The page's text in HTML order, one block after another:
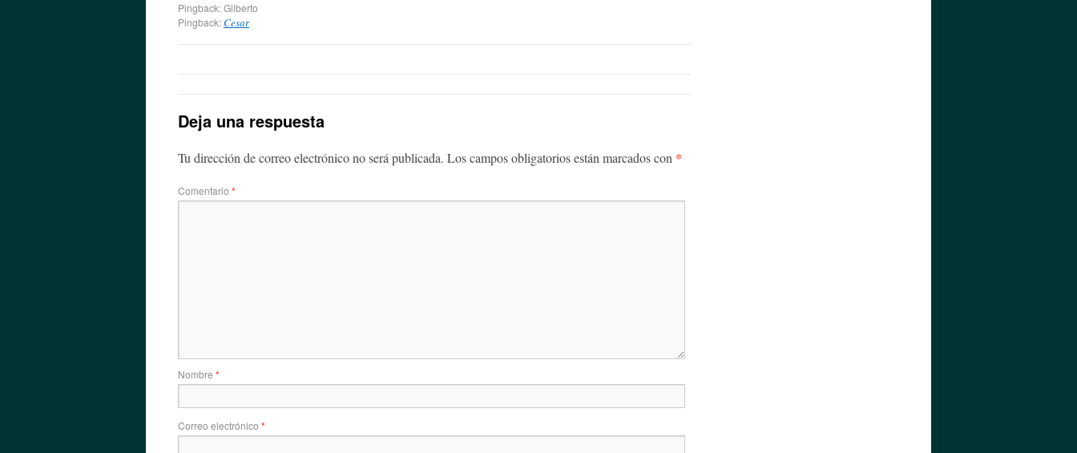
Pingback: Gilberto
Pingback:Cesar
Deja una respuesta
Tu dirección de correo electrónico no será publicada. Los campos obligatorios están marcados con *
Comentario *
Nombre *
Correo electrónico *